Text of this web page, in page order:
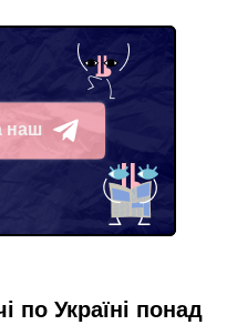
наш
по Україні понад